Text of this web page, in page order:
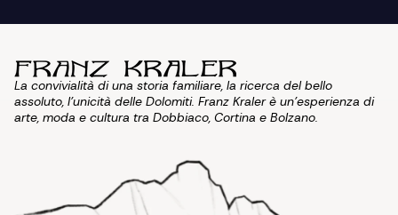
La convivialità di una storia familiare, la ricerca del bello
assoluto, l'unicità delle Dolomiti. Franz Kraler è un'esperienza di
arte, moda e cultura tra Dobbiaco, Cortina e Bolzano.